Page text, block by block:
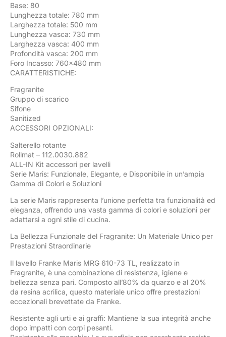
Base: 80
Lunghezza totale: 780 mm
Larghezza totale: 500 mm
Lunghezza vasca: 730 mm
Larghezza vasca: 400 mm
Profondità vasca: 200 mm
Foro Incasso: 760×480 mm
CARATTERISTICHE:
Fragranite
Gruppo di scarico
Sifone
Sanitized
ACCESSORI OPZIONALI:
Salterello rotante
Rollmat – 112.0030.882
ALL-IN Kit accessori per lavelli
Serie Maris: Funzionale, Elegante, e Disponibile in un’ampia
Gamma di Colori e Soluzioni
La serie Maris rappresenta l’unione perfetta tra funzionalità ed
eleganza, offrendo una vasta gamma di colori e soluzioni per
adattarsi a ogni stile di cucina.
La Bellezza Funzionale del Fragranite: Un Materiale Unico per
Prestazioni Straordinarie
Il lavello Franke Maris MRG 610-73 TL, realizzato in
Fragranite, è una combinazione di resistenza, igiene e
bellezza senza pari. Composto all’80% da quarzo e al 20%
da resina acrilica, questo materiale unico offre prestazioni
eccezionali brevettate da Franke.
Resistente agli urti e ai graffi: Mantiene la sua integrità anche
dopo impatti con corpi pesanti.